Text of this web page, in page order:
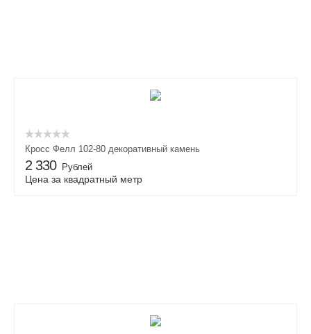
Кросс Фелл 102-80 декоративный камень
2 330 Рублей
Цена за квадратный метр